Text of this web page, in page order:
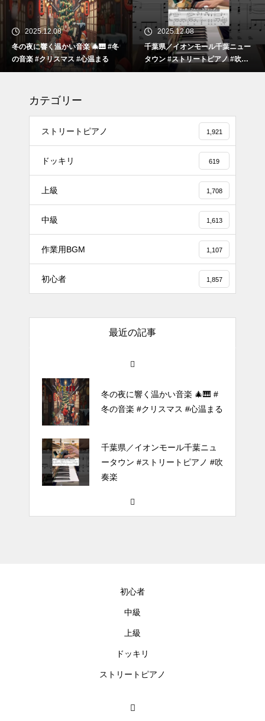
2025.12.08
冬の夜に響く温かい音楽 🎄🎹 #冬
の音楽 #クリスマス #心温まる
2025.12.08
千葉県／イオンモール千葉ニュー
タウン #ストリートピアノ #吹奏
楽
カテゴリー
ストリートピアノ 1,921
ドッキリ 619
上級 1,708
中級 1,613
作業用BGM 1,107
初心者 1,857
最近の記事
#tiktok #shorts #shortsdaily #sh
ortsdance #shirose #磁石 #white
jam #ピアノ初心者 #ピアノレッ
【転生悪女の黒歴史OP】ピアノ
で「Black Flame」弾いてみた
（中～上級）【The Dark History
ほぼ日1フレーズ THE BLUE H
冬の夜に響く温かい音楽 🎄🎹 #
冬の音楽 #クリスマス #心温まる
千葉県／イオンモール千葉ニュ
ータウン #ストリートピアノ #吹
奏楽
#tiktok #shorts #shortsdaily #sh
（中～上級）【The Dark History
of the Reincarnated Villainess】
ほぼ日1フレーズ THE BLUE H
EARTS NO NO NO
冬の音楽 #クリスマス #心温まる
初心者
中級
上級
ドッキリ
ストリートピアノ